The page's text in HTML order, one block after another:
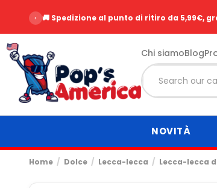
‹ 🚚 Spedizione al punto di ritiro da 5,99€,
Chi siamoBlog
NOVITÀ
Home Dolce Lecca-lecca Lecca-lecca